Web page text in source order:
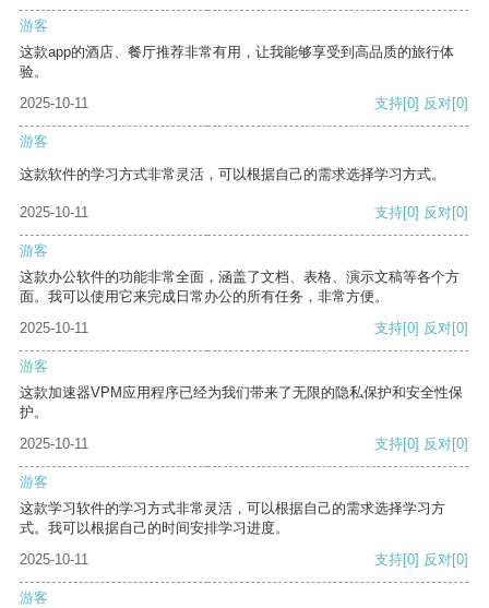
游客
这款app的酒店、餐厅推荐非常有用，让我能够享受到高品质的旅行体
验。
2025-10-11
支持[0] 反对[0]
游客
这款软件的学习方式非常灵活，可以根据自己的需求选择学习方式。
2025-10-11 支持[0] 反对[0]
游客
这款办公软件的功能非常全面，涵盖了文档、表格、演示文稿等各个方
面。我可以使用它来完成日常办公的所有任务，非常方便。
2025-10-11
支持[0] 反对[0]
游客
这款加速器VPM应用程序已经为我们带来了无限的隐私保护和安全性保
护。
2025-10-11
支持[0] 反对[0]
游客
这款学习软件的学习方式非常灵活，可以根据自己的需求选择学习方
式。我可以根据自己的时间安排学习进度。
2025-10-11
支持[0] 反对[0]
游客